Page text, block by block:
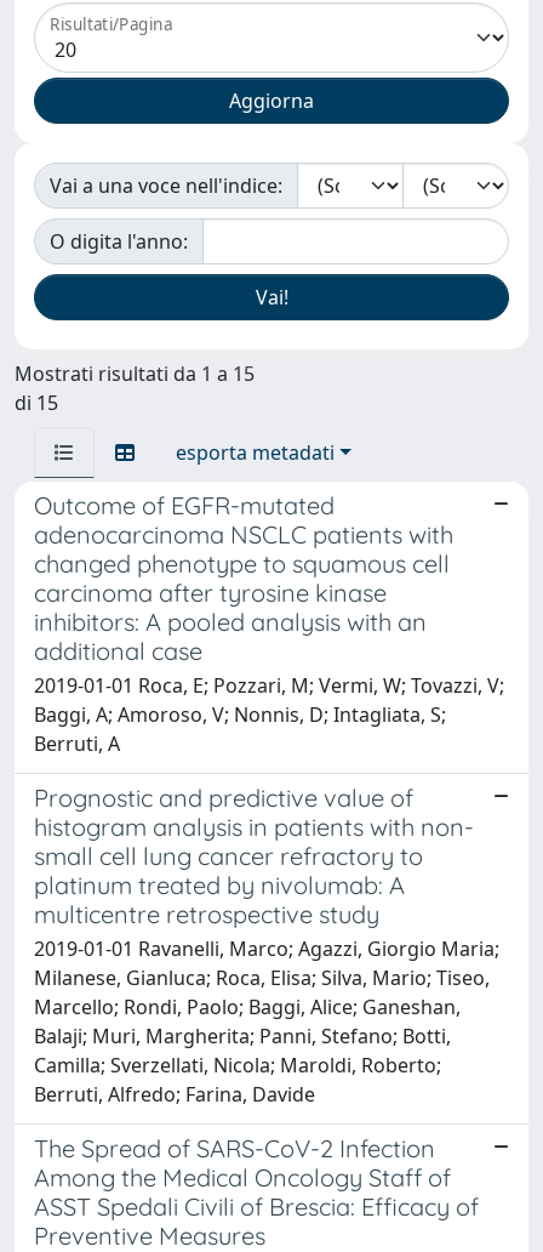
Risultati/Pagina
Vai a una voce nell'indice:
O digita l'anno:
Mostrati risultati da 1 a 15
di 15
esporta metadati
Outcome of EGFR-mutated
adenocarcinoma NSCLC patients with
changed phenotype to squamous cell
carcinoma after tyrosine kinase
inhibitors: A pooled analysis with an
additional case
2019-01-01 Roca, E; Pozzari, M; Vermi, W; Tovazzi, V;
Baggi, A; Amoroso, V; Nonnis, D; Intagliata, S;
Berruti, A
Prognostic and predictive value of
histogram analysis in patients with non-
small cell lung cancer refractory to
platinum treated by nivolumab: A
multicentre retrospective study
2019-01-01 Ravanelli, Marco; Agazzi, Giorgio Maria;
Milanese, Gianluca; Roca, Elisa; Silva, Mario; Tiseo,
Marcello; Rondi, Paolo; Baggi, Alice; Ganeshan,
Balaji; Muri, Margherita; Panni, Stefano; Botti,
Camilla; Sverzellati, Nicola; Maroldi, Roberto;
Berruti, Alfredo; Farina, Davide
The Spread of SARS-CoV-2 Infection
Among the Medical Oncology Staff of
ASST Spedali Civili of Brescia: Efficacy of
Preventive Measures